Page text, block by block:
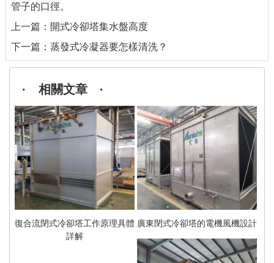
管子的口徑。
上一篇： 開式冷卻塔集水盤高度
下一篇： 蒸發式冷凝器要怎樣清洗？
· 相關文章 ·
復合流閉式冷卻塔工作原理具體
詳解
廣東閉式冷卻塔的電機風機設計